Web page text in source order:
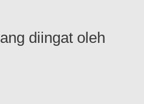
diingat oleh